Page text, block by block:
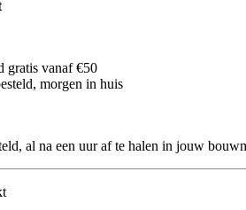
gratis vanaf €50
morgen in huis
al na een uur af te halen in jouw